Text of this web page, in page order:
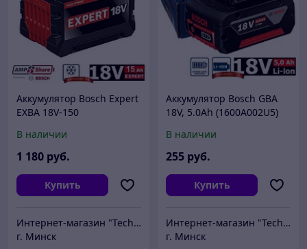
Аккумулятор Bosch Expert
EXBA 18V-150
В наличии
1 180 руб.
Купить
Интернет-магазин "Technobit"
г. Минск
Аккумулятор Bosch GBA
18V, 5.0Ah (1600A002U5)
В наличии
255 руб.
Купить
Интернет-магазин "Technobit"
г. Минск